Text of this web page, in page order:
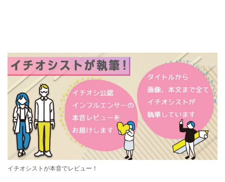
イチオシストが本音でレビュー！